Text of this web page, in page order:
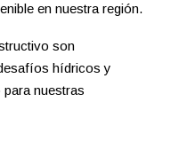
en nuestra región.
son
hídricos y
nuestras